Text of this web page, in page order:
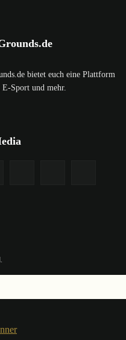
bietet euch eine Plattform
Sport und mehr.